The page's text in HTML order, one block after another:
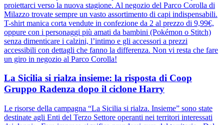
proiettarci verso la nuova stagione. Al negozio del Parco Corolla di
Milazzo trovate sempre un vasto assortimento di capi indispensabili.
T-shirt manica corta vendute in confezione da 2 al prezzo di 9,99€,
oppure con i personaggi più amati da bambini (Pokémon o Stitch)
senza dimenticare i calzini, l’intimo e gli accessori a prezzi
accessibili con dettagli che fanno la differenza. Non vi resta che fare
un giro in negozio al Parco Corolla!
La Sicilia si rialza insieme: la risposta di Coop
Gruppo Radenza dopo il ciclone Harry
Le risorse della campagna “La Sicilia si rialza. Insieme” sono state
destinate agli Enti del Terzo Settore operanti nei territori interessati